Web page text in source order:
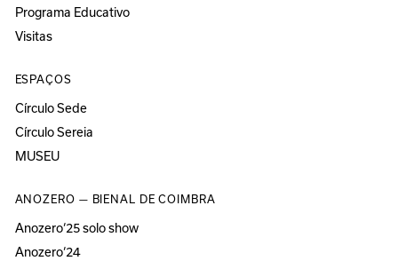
Programa Educativo
Visitas
ESPAÇOS
Círculo Sede
Círculo Sereia
MUSEU
ANOZERO — BIENAL DE COIMBRA
Anozero‘25 solo show
Anozero‘24